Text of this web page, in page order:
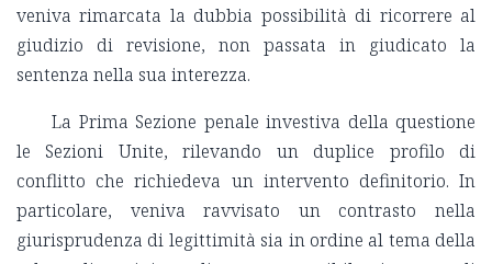
veniva rimarcata la dubbia possibilità di ricorrere al
giudizio di revisione, non passata in giudicato la
sentenza nella sua interezza.
La Prima Sezione penale investiva della questione
le Sezioni Unite, rilevando un duplice profilo di
conflitto che richiedeva un intervento definitorio. In
particolare, veniva ravvisato un contrasto nella
giurisprudenza di legittimità sia in ordine al tema della